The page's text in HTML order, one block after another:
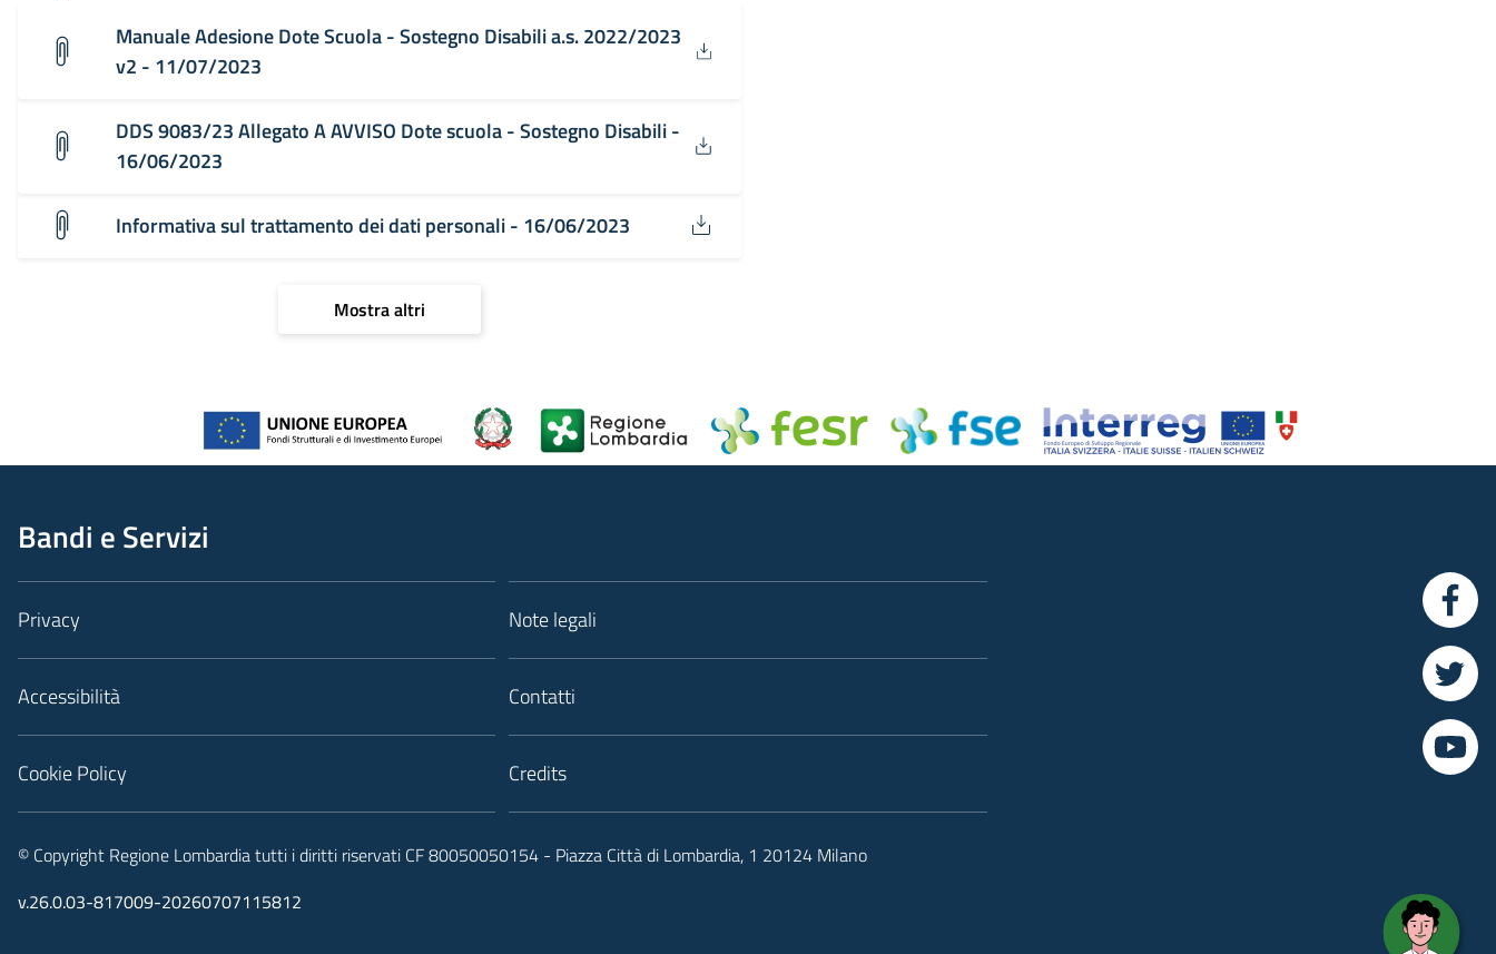
Manuale Adesione Dote Scuola - Sostegno Disabili a.s. 2022/2023
v2 - 11/07/2023
DDS 9083/23 Allegato A AVVISO Dote scuola - Sostegno Disabili -
16/06/2023
Informativa sul trattamento dei dati personali - 16/06/2023
Mostra altri
Bandi e Servizi
Privacy
Accessibilità
Cookie Policy
Note legali
Contatti
Credits
© Copyright Regione Lombardia tutti i diritti riservati CF 80050050154 - Piazza Città di Lombardia, 1 20124 Milano
v.26.0.03-817009-20260707115812